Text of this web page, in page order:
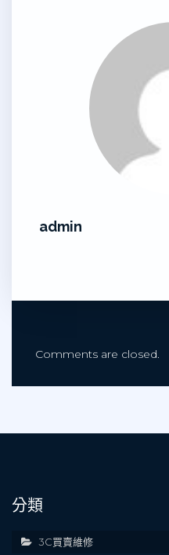
admin
Comments are closed.
分類
3C買賣維修